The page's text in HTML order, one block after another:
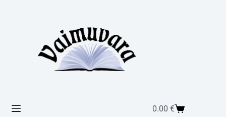
0.00€